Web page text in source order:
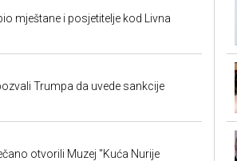
mještane i posjetitelje kod Livna
Trumpa da uvede sankcije
otvorili Muzej "Kuća Nurije